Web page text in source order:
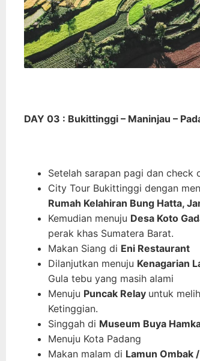
DAY 03 : Bukittinggi – Maninjau –
Setelah sarapan pagi dan check
City Tour Bukittinggi dengan
Rumah Kelahiran Bung Hatta,
Kemudian menuju Desa Koto
perak khas Sumatera Barat.
Makan Siang di Eni Restaurant
Dilanjutkan menuju Kenagarian
Gula tebu yang masih alami
Menuju Puncak Relay untuk
Ketinggian.
Singgah di Museum Buya
Menuju Kota Padang
Makan malam di Lamun Ombak